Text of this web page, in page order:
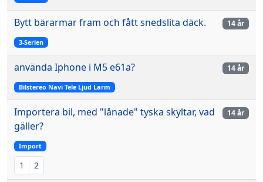
Bytt bärarmar fram och fått snedslita däck.
3-Serien
14 år
använda Iphone i M5 e61a?
Bilstereo Navi Tele Ljud Larm
14 år
Importera bil, med "lånade" tyska skyltar, vad
gäller?
Import
1 2
14 år